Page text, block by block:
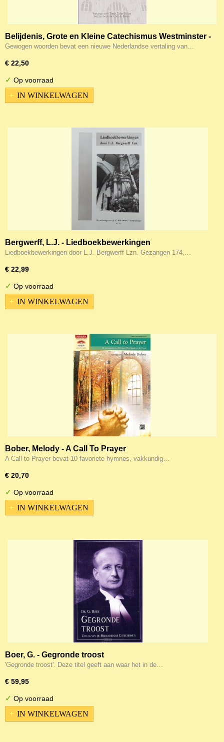
Belijdenis, Grote en Kleine Catechismus Westminster -
Gewogen Woorden
Gewogen woorden bevat een nieuwe Nederlandse vertaling van…
€ 22,50
✓ Op voorraad
IN WINKELWAGEN
Bergwerff, L.J. - Liedboekbewerkingen
Liedboekbewerkingen door L.J. Bergwerff Lzn. Gezangen 174,…
€ 22,99
✓ Op voorraad
IN WINKELWAGEN
Bober, Melody - A Call To Prayer
A Call to Prayer bevat 10 favoriete hymnes, vakkundig…
€ 20,70
✓ Op voorraad
IN WINKELWAGEN
Boer, G. - Gegronde troost
'Gegronde troost'. Deze titel geeft aan waar het in de…
€ 59,95
✓ Op voorraad
IN WINKELWAGEN